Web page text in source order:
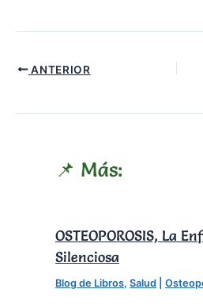
ANTERIOR
📌 Más:
OSTEOPOROSIS, La
Silenciosa
Blog de Libros, Salud